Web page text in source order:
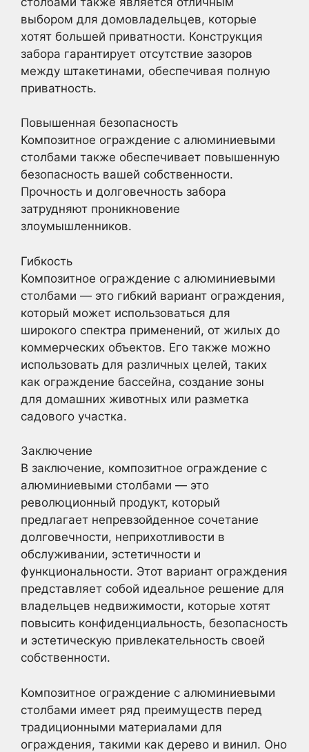
выбором для домовладельцев, которые
хотят большей приватности. Конструкция
забора гарантирует отсутствие зазоров
между штакетинами, обеспечивая полную
приватность.
Повышенная безопасность
Композитное ограждение с алюминиевыми
столбами также обеспечивает повышенную
безопасность вашей собственности.
Прочность и долговечность забора
затрудняют проникновение
злоумышленников.
Гибкость
Композитное ограждение с алюминиевыми
столбами — это гибкий вариант ограждения,
который может использоваться для
широкого спектра применений, от жилых до
коммерческих объектов. Его также можно
использовать для различных целей, таких
как ограждение бассейна, создание зоны
для домашних животных или разметка
садового участка.
Заключение
В заключение, композитное ограждение с
алюминиевыми столбами — это
революционный продукт, который
предлагает непревзойденное сочетание
долговечности, неприхотливости в
обслуживании, эстетичности и
функциональности. Этот вариант ограждения
представляет собой идеальное решение для
владельцев недвижимости, которые хотят
повысить конфиденциальность, безопасность
и эстетическую привлекательность своей
собственности.
Композитное ограждение с алюминиевыми
столбами имеет ряд преимуществ перед
традиционными материалами для
ограждения, такими как дерево и винил. Оно